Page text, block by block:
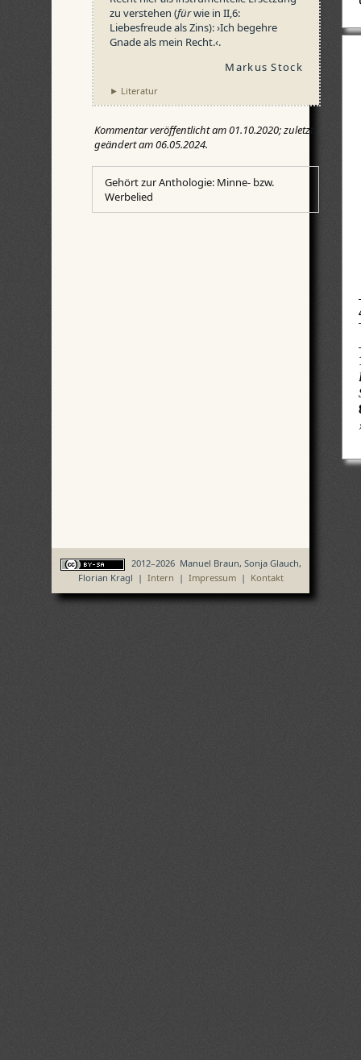
zu verstehen (fürwie in II,6:
Liebesfreude als Zins): ›Ich begehre
Gnade als mein Recht.‹.
Markus Stock
► Literatur
Kommentar veröffentlicht am 01.10.2020; zuletzt
geändert am 06.05.2024.
Gehört zur Anthologie: Minne- bzw.
Werbelied
2012–2026 Manuel Braun, Sonja Glauch,
Florian Kragl | Intern | Impressum| Kontakt